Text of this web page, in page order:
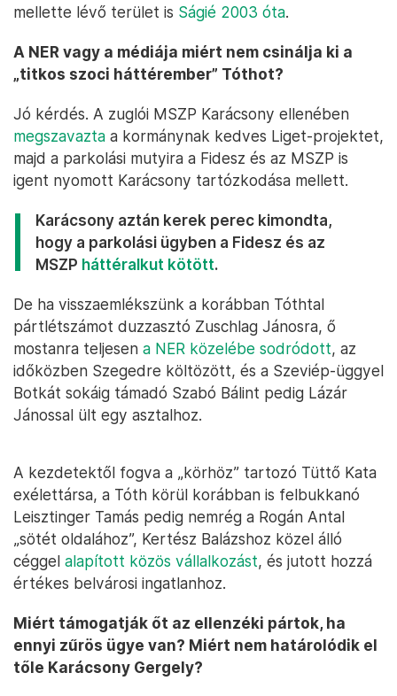
mellette lévő terület is Ságié 2003 óta.
A NER vagy a médiája miért nem csinálja ki a
„titkos szoci háttérember” Tóthot?
Jó kérdés. A zuglói MSZP Karácsony ellenében
megszavazta a kormánynak kedves Liget-projektet,
majd a parkolási mutyira a Fidesz és az MSZP is
igent nyomott Karácsony tartózkodása mellett.
Karácsony aztán kerek perec kimondta,
hogy a parkolási ügyben a Fidesz és az
MSZP háttéralkut kötött.
De ha visszaemlékszünk a korábban Tóthtal
pártlétszámot duzzasztó Zuschlag Jánosra, ő
mostanra teljesen a NER közelébe sodródott, az
időközben Szegedre költözött, és a Szeviép-üggyel
Botkát sokáig támadó Szabó Bálint pedig Lázár
Jánossal ült egy asztalhoz.
A kezdetektől fogva a „körhöz” tartozó Tüttő Kata
exélettársa, a Tóth körül korábban is felbukkanó
Leisztinger Tamás pedig nemrég a Rogán Antal
„sötét oldalához”, Kertész Balázshoz közel álló
céggel alapított közös vállalkozást, és jutott hozzá
értékes belvárosi ingatlanhoz.
Miért támogatják őt az ellenzéki pártok, ha
ennyi zűrös ügye van? Miért nem határolódik el
tőle Karácsony Gergely?